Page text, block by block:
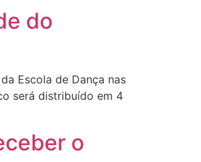
do
Escola de Dança nas
será distribuído em 4
o